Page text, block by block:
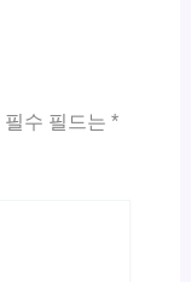
필수 필드는 *